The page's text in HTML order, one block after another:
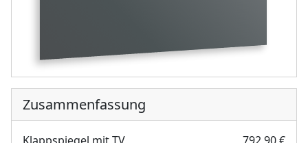
Zusammenfassung